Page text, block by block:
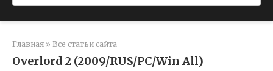
Главная » Все статьи сайта
Overlord 2 (2009/RUS/PC/Win All)